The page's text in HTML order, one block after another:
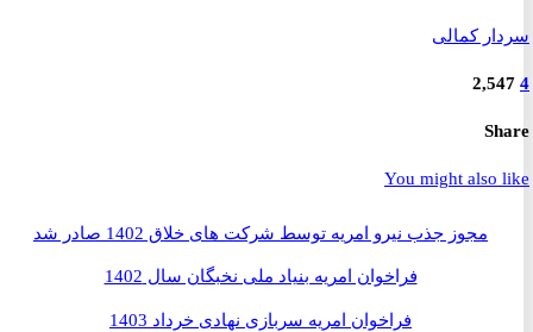
کمالی
You might
مجوز جذب نیرو امریه توسط شرکت های خلاق 1402 صادر شد
فراخوان امریه بنیاد ملی نخبگان سال 1402
فراخوان امریه سربازی نهادی خرداد 1403